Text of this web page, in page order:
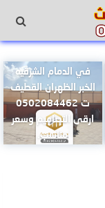
في الدمام الشرقيه
الخبر الظهران القطيف
ت 0502084462
ارقى التصاميم وسعر
مناسب.